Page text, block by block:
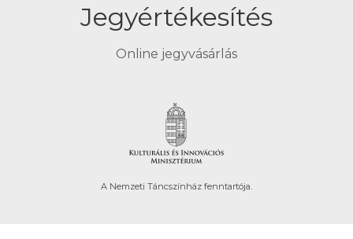
Jegyértékesítés
Online jegyvásárlás
A Nemzeti Táncszínház fenntartója.